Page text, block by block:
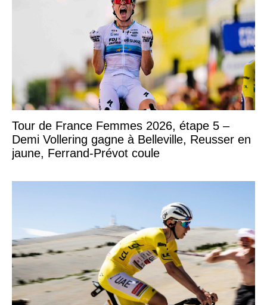
Tour de France Femmes 2026, étape 5 –
Demi Vollering gagne à Belleville, Reusser en
jaune, Ferrand-Prévot coule